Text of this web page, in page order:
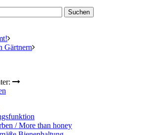
Gärtnern
/ More than honey